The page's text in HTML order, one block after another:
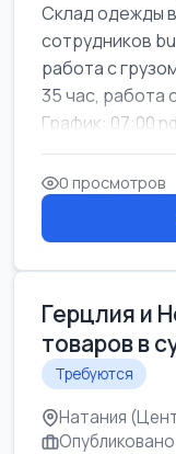
Склад одежды
сотрудников
работа с
35 час, работа
График: 07:00
0 просмотров
Герцлия и
товаров в
Требуются
Натания